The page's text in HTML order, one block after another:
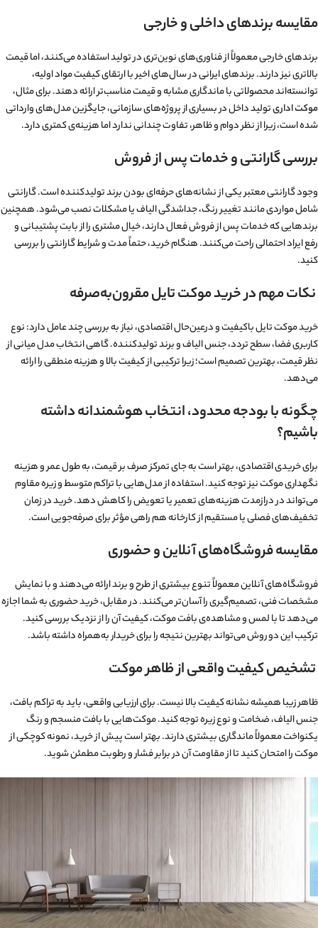
مقایسه برندهای داخلی و خارجی
برندهای خارجی معمولاً از فناوری‌های نوین‌تری در تولید استفاده می‌کنند، اما قیمت
بالاتری نیز دارند. برندهای ایرانی در سال‌های اخیر با ارتقای کیفیت مواد اولیه،
توانسته‌اند محصولاتی با ماندگاری مشابه و قیمت مناسب‌تر ارائه دهند. برای مثال،
موکت اداریتولید داخل در بسیاری از پروژه‌های سازمانی، جایگزین مدل‌های وارداتی
شده است، زیرا از نظر دوام و ظاهر، تفاوت چندانی ندارد اما هزینه‌ی کمتری دارد.
بررسی گارانتی و خدمات پس از فروش
وجود گارانتی معتبر یکی از نشانه‌های حرفه‌ای بودن برند تولیدکننده است. گارانتی
شامل مواردی مانند تغییر رنگ، جداشدگی الیاف یا مشکلات نصب می‌شود. همچنین
برندهایی که خدمات پس از فروش فعال دارند، خیال مشتری را از بابت پشتیبانی و
رفع ایراد احتمالی راحت می‌کنند. هنگام خرید، حتماً مدت و شرایط گارانتی را بررسی
کنید.
نکات مهم در خرید موکت تایل مقرون‌به‌صرفه
خرید موکت تایل باکیفیت و درعین‌حال اقتصادی، نیاز به بررسی چند عامل دارد: نوع
کاربری فضا، سطح تردد، جنس الیاف و برند تولیدکننده. گاهی انتخاب مدل میانی از
نظر قیمت، بهترین تصمیم است؛ زیرا ترکیبی از کیفیت بالا و هزینه منطقی را ارائه
می‌دهد.
چگونه با بودجه محدود، انتخاب هوشمندانه داشته
باشیم؟
برای خریدی اقتصادی، بهتر است به جای تمرکز صرف بر قیمت، به طول عمر و هزینه
نگهداری موکت نیز توجه کنید. استفاده از مدل‌هایی با تراکم متوسط و زیره مقاوم
می‌تواند در درازمدت هزینه‌های تعمیر یا تعویض را کاهش دهد. خرید در زمان
تخفیف‌های فصلی یا مستقیم از کارخانه هم راهی مؤثر برای صرفه‌جویی است.
مقایسه فروشگاه‌های آنلاین و حضوری
فروشگاه‌های آنلاین معمولاً تنوع بیشتری از طرح و برند ارائه می‌دهند و با نمایش
مشخصات فنی، تصمیم‌گیری را آسان‌تر می‌کنند. در مقابل، خرید حضوری به شما اجازه
می‌دهد تا با لمس و مشاهده‌ی بافت موکت، کیفیت آن را از نزدیک بررسی کنید.
ترکیب این دو روش می‌تواند بهترین نتیجه را برای خریدار به‌همراه داشته باشد.
تشخیص کیفیت واقعی از ظاهر موکت
ظاهر زیبا همیشه نشانه کیفیت بالا نیست. برای ارزیابی واقعی، باید به تراکم بافت،
جنس الیاف، ضخامت و نوع زیره توجه کنید. موکت‌هایی با بافت منسجم و رنگ
یکنواخت معمولاً ماندگاری بیشتری دارند. بهتر است پیش از خرید، نمونه کوچکی از
موکت را امتحان کنید تا از مقاومت آن در برابر فشار و رطوبت مطمئن شوید.